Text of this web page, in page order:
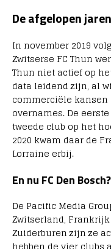
De afgelopen
In november 2019
Zwitserse FC Thun
Thun niet actief op
data leidend zijn, al
commerciële kansen
overnames. De
tweede club op het
2020 kwam daar de
Lorraine erbij.
En nu FC Den Bosch?
De Pacific Media
Zwitserland,
Zuiderburen zijn ze